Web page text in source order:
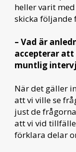
heller varit
skicka följande
– Vad är
accepterar
muntlig
När det gäller
att vi ville se
just de
att vi vid
förklara delar